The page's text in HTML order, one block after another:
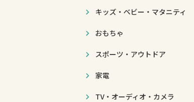
キッズ・ベビー・マタニティ
おもちゃ
スポーツ・アウトドア
家電
TV・オーディオ・カメラ